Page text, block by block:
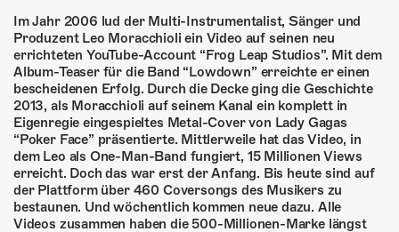
Im Jahr 2006 lud der Multi-Instrumentalist, Sänger und
Produzent Leo Moracchioli ein Video auf seinen neu
errichteten YouTube-Account “Frog Leap Studios”. Mit dem
Album-Teaser für die Band “Lowdown” erreichte er einen
bescheidenen Erfolg. Durch die Decke ging die Geschichte
2013, als Moracchioli auf seinem Kanal ein komplett in
Eigenregie eingespieltes Metal-Cover von Lady Gagas
“Poker Face” präsentierte. Mittlerweile hat das Video, in
dem Leo als One-Man-Band fungiert, 15 Millionen Views
erreicht. Doch das war erst der Anfang. Bis heute sind auf
der Plattform über 460 Coversongs des Musikers zu
bestaunen. Und wöchentlich kommen neue dazu. Alle
Videos zusammen haben die 500-Millionen-Marke längst